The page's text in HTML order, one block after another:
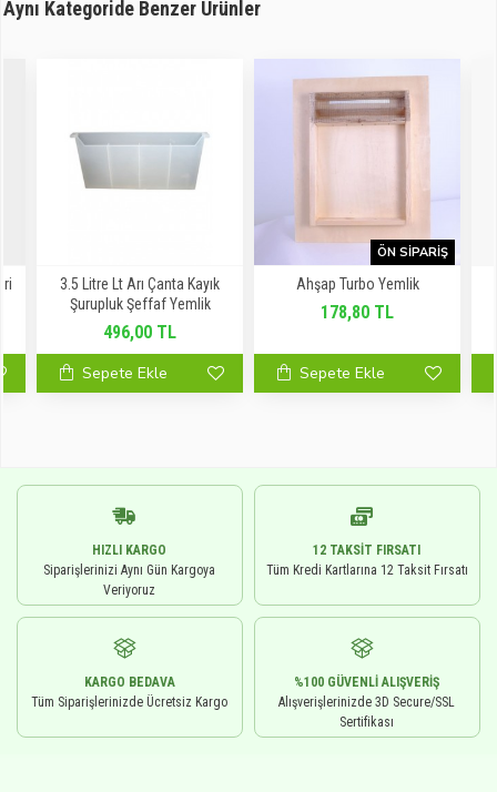
Aynı Kategoride Benzer Ürünler
3.5 Litre Lt Arı Çanta Kayık
Şurupluk Şeffaf Yemlik
496,00 TL
Sepete Ekle
ÖN SIPARIŞ
Ahşap Turbo Yemlik
178,80 TL
Sepete Ekle
HIZLI KARGO
Siparişlerinizi Aynı Gün Kargoya
Veriyoruz
12 TAKSIT FIRSATI
Tüm Kredi Kartlarına 12 Taksit Fırsatı
KARGO BEDAVA
Tüm Siparişlerinizde Ücretsiz Kargo
%100 GÜVENLI ALIŞVERIŞ
Alışverişlerinizde 3D Secure/SSL
Sertifikası